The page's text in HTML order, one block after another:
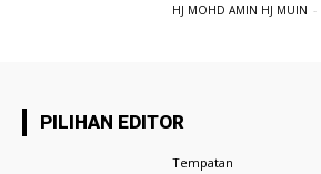
HJ MOHD AMIN HJ MUIN -
PILIHAN EDITOR
Tempatan